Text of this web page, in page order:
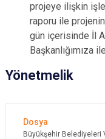
projeye ilişkin
raporu ile
gün içerisinde İl
Başkanlığımıza
Yönetmelik
Büyükşehir Belediyeleri